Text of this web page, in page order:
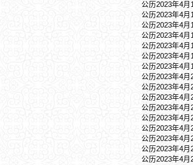
公历2023年4
公历2023年4
公历2023年4
公历2023年4
公历2023年4
公历2023年4
公历2023年4月
公历2023年4
公历2023年4月
公历2023年4月
公历2023年4月
公历2023年4月
公历2023年4
公历2023年4
公历2023年4月
公历2023年4